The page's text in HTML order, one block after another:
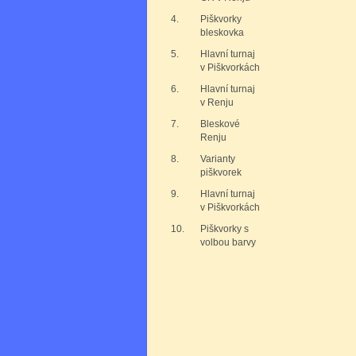
4.
Piškvorky
bleskovka
5.
Hlavní turnaj
v Piškvorkách
6.
Hlavní turnaj
v Renju
7.
Bleskové
Renju
8.
Varianty
piškvorek
9.
Hlavní turnaj
v Piškvorkách
10.
Piškvorky s
volbou barvy